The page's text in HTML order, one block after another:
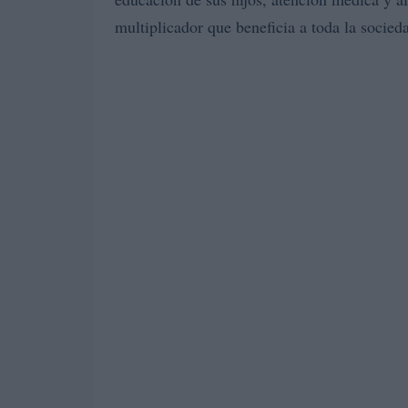
multiplicador que beneficia a toda la